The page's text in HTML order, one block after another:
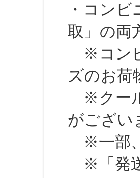
・コンビ
取」の両
※コンビ
ズのお荷
※クール
がござい
※一部、
※「発送